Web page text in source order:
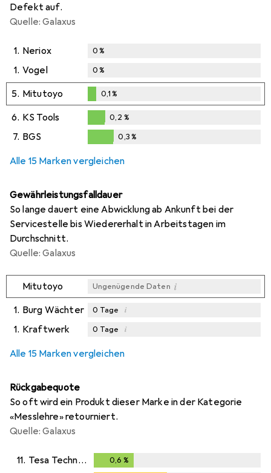
Defekt auf.
Quelle: Galaxus
1. Neriox 0%
1. Vogel 0%
5. Mitutoyo
0,1%
0,1%
6. KS Tools
0,2%
0,2 %
7. BGS 0,3%
Alle 15 Marken vergleichen
Gewährleistungsfalldauer
So lange dauert eine Abwicklung ab Ankunft bei der
Servicestelle bis Wiedererhalt in Arbeitstagen im
Durchschnitt.
Quelle: Galaxus
Mitutoyo Ungenügende Daten i
1. Burg Wächter 0 Tage i
1. Kraftwerk 0 Tage i
Alle 15 Marken vergleichen
Rückgabequote
So oft wird ein Produkt dieser Marke in der Kategorie
«Messlehre» retourniert.
Quelle: Galaxus
11. Tesa Technology 0,6 %